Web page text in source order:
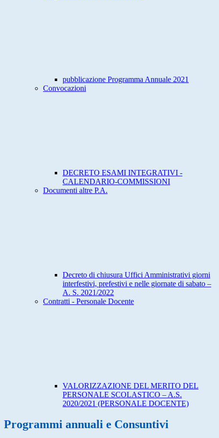
pubblicazione Programma Annuale 2021
Convocazioni
DECRETO ESAMI INTEGRATIVI -
CALENDARIO-COMMISSIONI
Documenti altre P.A.
Decreto di chiusura Uffici Amministrativi giorni
interfestivi, prefestivi e nelle giornate di sabato –
A. S. 2021/2022
Contratti - Personale Docente
VALORIZZAZIONE DEL MERITO DEL
PERSONALE SCOLASTICO – A.S.
2020/2021 (PERSONALE DOCENTE)
Programmi annuali e Consuntivi